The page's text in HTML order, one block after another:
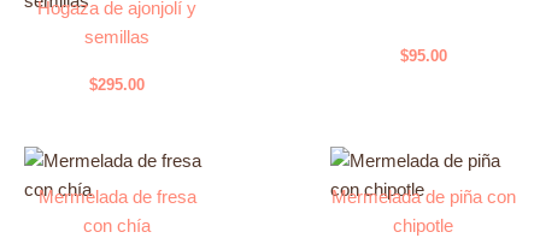
Hogaza de ajonjolí y
semillas
$295.00
$95.00
Mermelada de fresa
con chía
Mermelada de piña con
chipotle